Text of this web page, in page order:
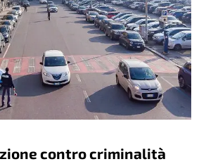
contro criminalità